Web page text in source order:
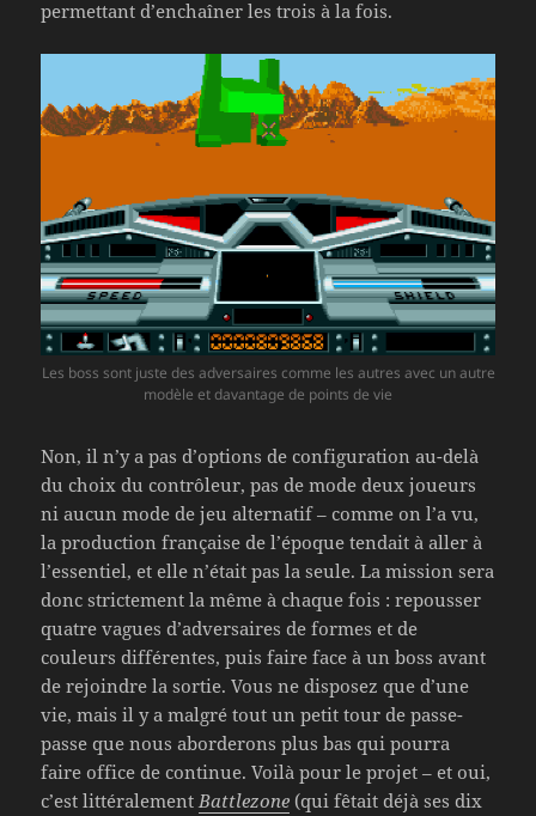
permettant d’enchaîner les trois à la fois.
Les boss sont juste des adversaires comme les autres avec un autre
modèle et davantage de points de vie
Non, il n’y a pas d’options de configuration au-delà
du choix du contrôleur, pas de mode deux joueurs
ni aucun mode de jeu alternatif – comme on l’a vu,
la production française de l’époque tendait à aller à
l’essentiel, et elle n’était pas la seule. La mission sera
donc strictement la même à chaque fois : repousser
quatre vagues d’adversaires de formes et de
couleurs différentes, puis faire face à un boss avant
de rejoindre la sortie. Vous ne disposez que d’une
vie, mais il y a malgré tout un petit tour de passe-
passe que nous aborderons plus bas qui pourra
faire office de continue. Voilà pour le projet – et oui,
c’est littéralementBattlezone (qui fêtait déjà ses dix